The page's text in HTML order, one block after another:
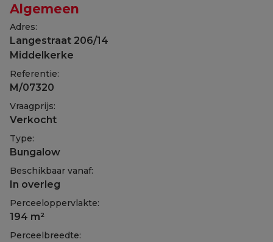
Algemeen
Adres:
Langestraat 206/14
Middelkerke
Referentie:
M/07320
Vraagprijs:
Verkocht
Type:
Bungalow
Beschikbaar vanaf:
In overleg
Perceeloppervlakte:
194 m²
Perceelbreedte: